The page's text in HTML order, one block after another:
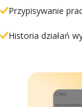
Przypisywanie
Historia działań